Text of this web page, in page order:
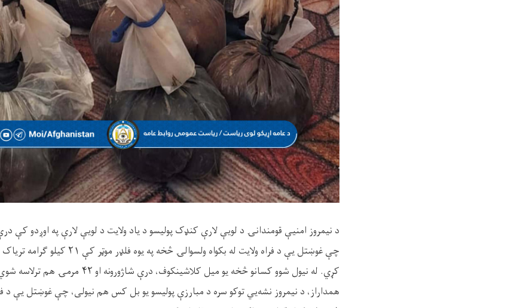
د نیمروز امنیې قومندانۍ د لویې لارې کنډک پولیسو د یاد ولایت د لویې لارې په اوږدو کې
چې غوښتل یې د فراه ولایت له بکواه ولسوالۍ
کړي. له نیول شوو کسانو څخه یو میل کلاشینکوف، درې شاژورونه او ۴۲ مرمۍ هم ترلاسه شوي دي.
همداراز، د نیمروز نشه‌يي توکو سره د مبارزې پولیسو یو بل کس هم نیولی، چې غوښتل یې د